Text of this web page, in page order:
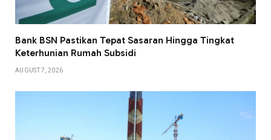
Bank BSN Pastikan Tepat Sasaran Hingga Tingkat
Keterhunian Rumah Subsidi
AUGUST 7, 2026